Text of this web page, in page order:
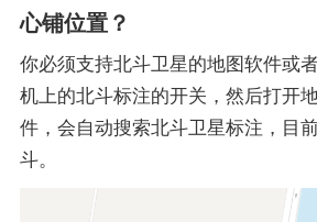
心铺位置？
你必须支持北斗卫星的地图软件或
机上的北斗标注的开关，然后打开
件，会自动搜索北斗卫星标注，目
斗。